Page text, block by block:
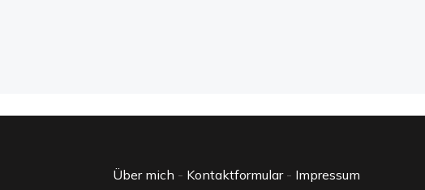
Über mich - Kontaktformular- Impressum